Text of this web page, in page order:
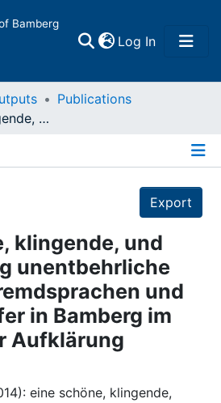
Bamberg
Log In(current)
Publications
eine schöne, klingende, und heute zu Tag unentbehrliche Sprache : Fremdsprachen und Kulturtransfer in Bamberg im Zeitalter der Aufklärung
Export
klingende, und
unentbehrliche
und
in Bamberg im
Aufklärung
eine schöne, klingende,